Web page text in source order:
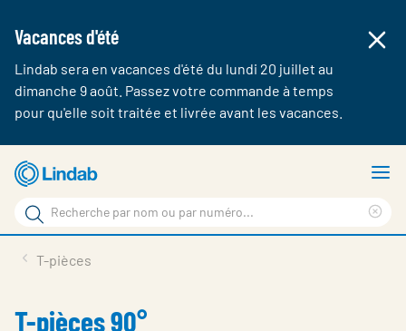
Vacances d'été
Lindab sera en vacances d'été du lundi 20 juillet au
dimanche 9 août. Passez votre commande à temps
pour qu'elle soit traitée et livrée avant les vacances.
Aller
au
contenu
principal
Rechercher
Rechercher
sur
Contact
T-pièces
T-pièces 90°